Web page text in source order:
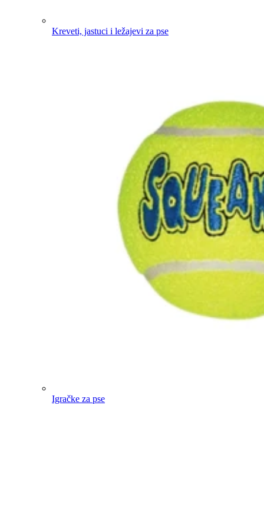
Kreveti, jastuci i ležajevi za pse
Igračke za pse